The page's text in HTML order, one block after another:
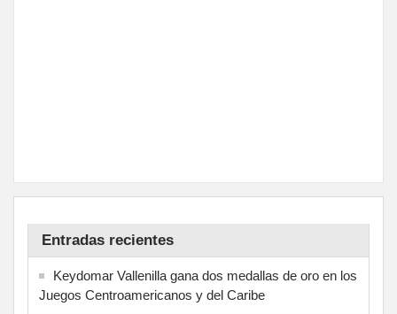
Entradas recientes
Keydomar Vallenilla gana dos medallas de oro en los
Juegos Centroamericanos y del Caribe